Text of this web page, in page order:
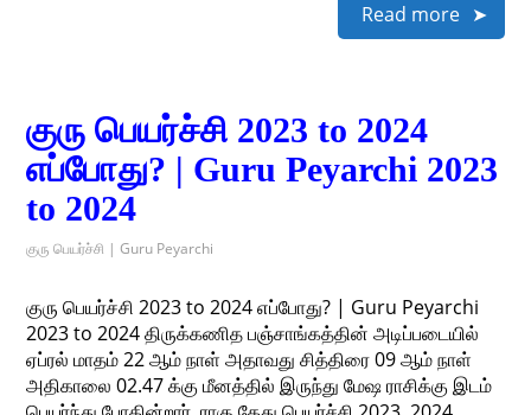
Read more
குரு பெயர்ச்சி 2023 to 2024
எப்போது? | Guru Peyarchi 2023
to 2024
குரு பெயர்ச்சி | Guru Peyarchi
குரு பெயர்ச்சி 2023 to 2024 எப்போது? | Guru Peyarchi
2023 to 2024 திருக்கணித பஞ்சாங்கத்தின் அடிப்படையில்
ஏப்ரல் மாதம் 22 ஆம் நாள் அதாவது சித்திரை 09 ஆம் நாள்
அதிகாலை 02.47 க்கு மீனத்தில் இருந்து மேஷ ராசிக்கு இடம்